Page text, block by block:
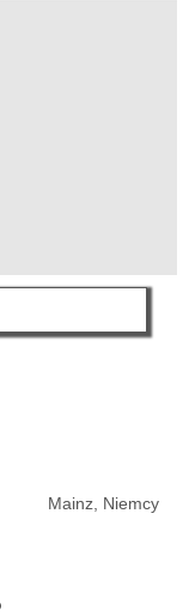
Mainz, Niemcy